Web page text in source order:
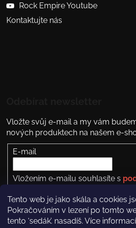
Tento web je jako skála a cookies
Pokračováním v lezení po tomto
tento ‘sedák’. nasadíš. Více
Rock Empire Youtube
Kontaktujte nás
Vložte svůj e-mail a my vám
nových produktech na našem e-
E-mail
Vložením e-mailu souhlasíte s
PŘIHLÁSIT SE